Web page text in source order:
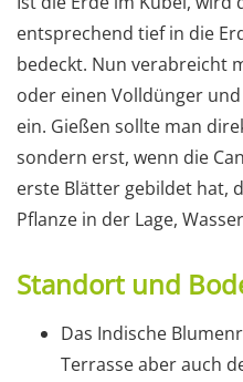
entsprechend tief in die
bedeckt. Nun verabreicht
oder einen Volldünger
ein. Gießen sollte man
sondern erst, wenn die
erste Blätter gebildet hat,
Pflanze in der Lage,
Standort und
Das Indische
Terrasse aber auch